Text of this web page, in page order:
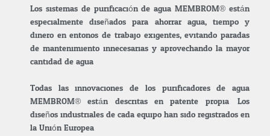
Los sistemas de purificación de agua MEMBROM® están
especialmente diseñados para ahorrar agua, tiempo y
dinero en entonos de trabajo exigentes, evitando paradas
de mantenimiento innecesarias y aprovechando la mayor
cantidad de agua.
Todas las innovaciones de los purificadores de agua
MEMBROM® están descritas en patente propia. Los
diseños industriales de cada equipo han sido registrados en
la Unión Europea.